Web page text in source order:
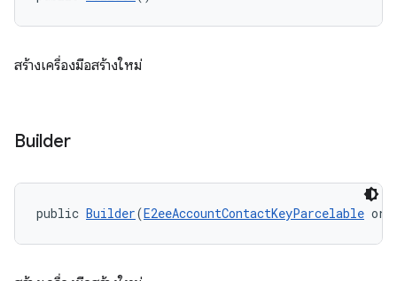
สร้างเครื่องมือสร้างใหม่
Builder
public Builder(E2eeAccountContactKeyParcelable